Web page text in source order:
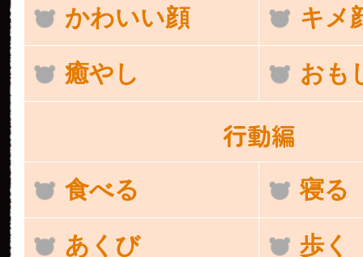
かわいい顔 キメ
癒やし おも
行動編
食べる 寝る
あくび 歩く